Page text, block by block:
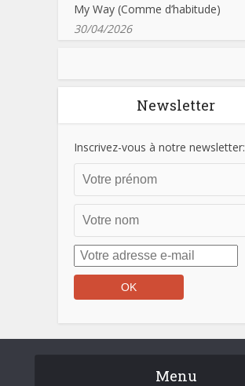
My Way (Comme d’habitude)
30/04/2026
Newsletter
Inscrivez-vous à notre newsletter:
Menu